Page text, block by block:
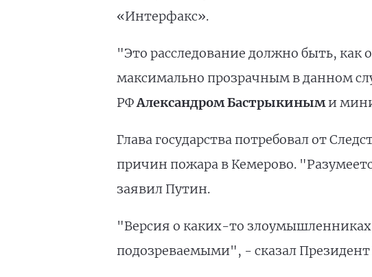
«Интерфакс».
"Это расследование должно быть,
максимально прозрачным в данном
РФАлександром Бастрыкиными
Глава государства потребовал от
причин пожара в Кемерово.
заявил Путин.
"Версия о каких-то
подозреваемыми", - сказал Президент